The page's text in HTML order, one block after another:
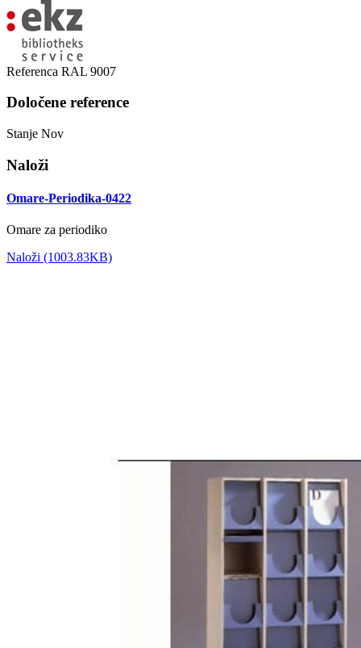
Referenca RAL 9007
Določene reference
Stanje Nov
Naloži
Omare-Periodika-0422
Omare za periodiko
Naloži (1003.83KB)